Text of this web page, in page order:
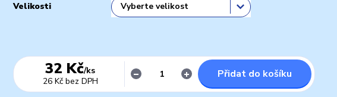
Velikosti
32 Kč/ks
26 Kč bez DPH
Přidat do košíku